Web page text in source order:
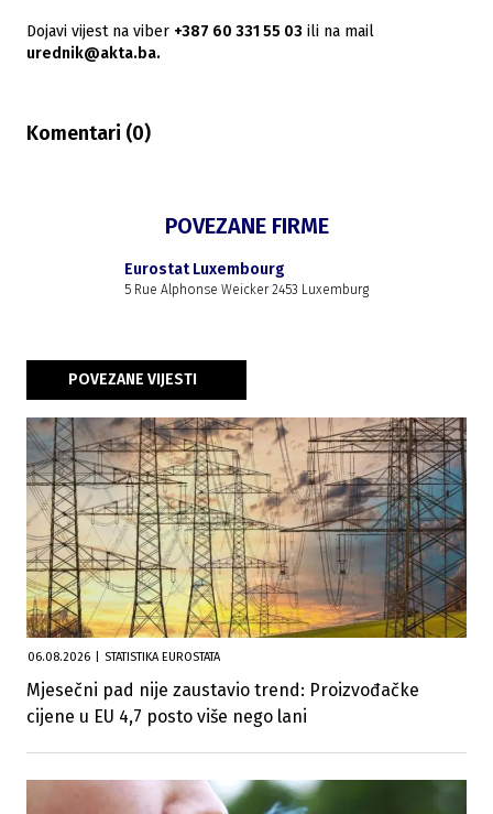
Dojavi vijest na viber +387 60 331 55 03 ili na mail
urednik@akta.ba.
Komentari (0)
POVEZANE FIRME
Eurostat Luxembourg
5 Rue Alphonse Weicker 2453 Luxemburg
POVEZANE VIJESTI
06.08.2026 STATISTIKA EUROSTATA
Mjesečni pad nije zaustavio trend: Proizvođačke
cijene u EU 4,7 posto više nego lani